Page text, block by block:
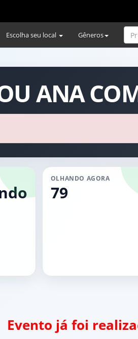
Escolha seu local Gêneros
ANA
OLHANDO AGORA
79
Evento já foi